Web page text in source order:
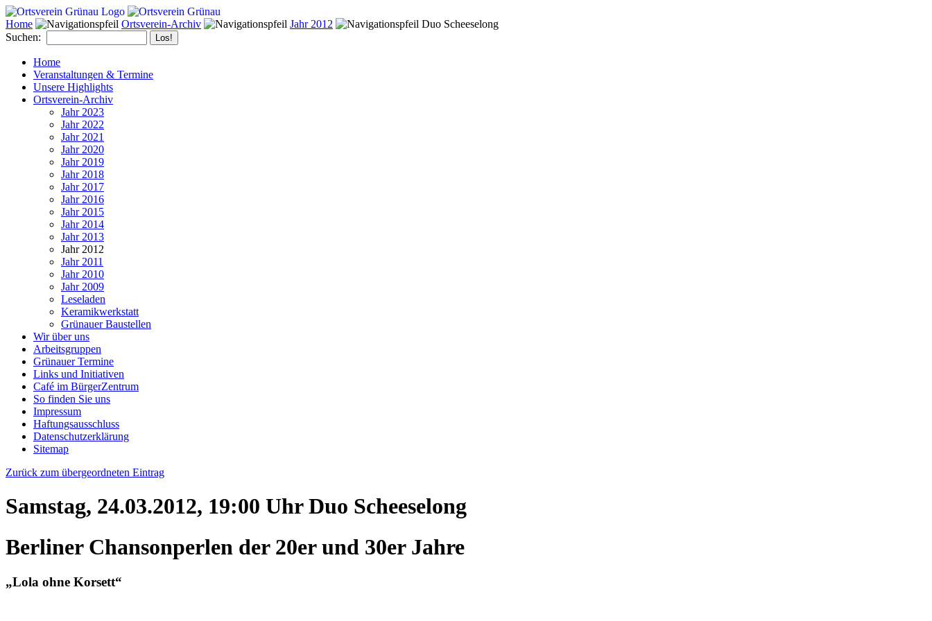
Home Ortsverein-Archiv Jahr 2012
Duo Scheeselong
Suchen:
Home
Veranstaltungen & Termine
Unsere Highlights
Ortsverein-Archiv
Jahr 2023
Jahr 2022
Jahr 2021
Jahr 2020
Jahr 2019
Jahr 2018
Jahr 2017
Jahr 2016
Jahr 2015
Jahr 2014
Jahr 2013
Jahr 2012
Jahr 2011
Jahr 2010
Jahr 2009
Leseladen
Keramikwerkstatt
Grünauer Baustellen
Wir über uns
Arbeitsgruppen
Grünauer Termine
Links und Initiativen
Café im BürgerZentrum
So finden Sie uns
Impressum
Haftungsausschluss
Datenschutzerklärung
Sitemap
Zurück zum übergeordneten Eintrag
Samstag, 24.03.2012, 19:00 Uhr Duo Scheeselong
Berliner Chansonperlen der 20er und 30er Jahre
„Lola ohne Korsett“